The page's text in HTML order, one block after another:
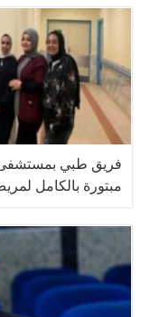
فريق طبي بمستشفى
مبتورة بالكامل